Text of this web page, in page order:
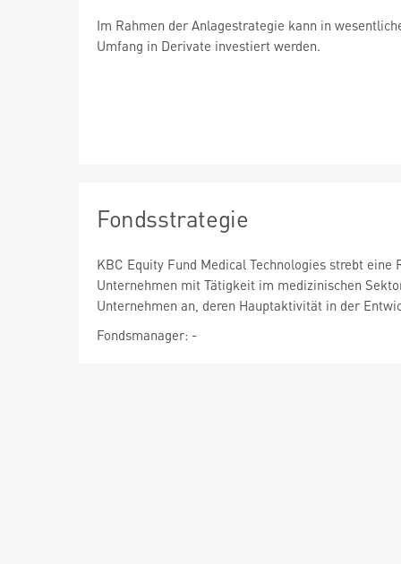
Im Rahmen der Anlagestrategie kann in
Umfang in Derivate investiert werden.
Fondsstrategie
KBC Equity Fund Medical Technologies strebt
Unternehmen mit Tätigkeit im medizinischen
Unternehmen an, deren Hauptaktivität in der
Fondsmanager: -